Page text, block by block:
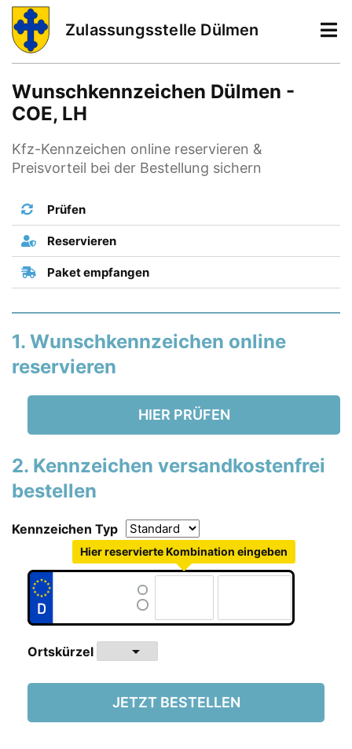
Zulassungsstelle Dülmen
Wunschkennzeichen Dülmen -
COE, LH
Kfz-Kennzeichen online reservieren &
Preisvorteil bei der Bestellung sichern
Prüfen
Reservieren
Paket empfangen
1. Wunschkennzeichen online
reservieren
HIER PRÜFEN
2. Kennzeichen versandkostenfrei
bestellen
Kennzeichen Typ
Hier reservierte Kombination eingeben
Ortskürzel arrow_drop_down
JETZT BESTELLEN